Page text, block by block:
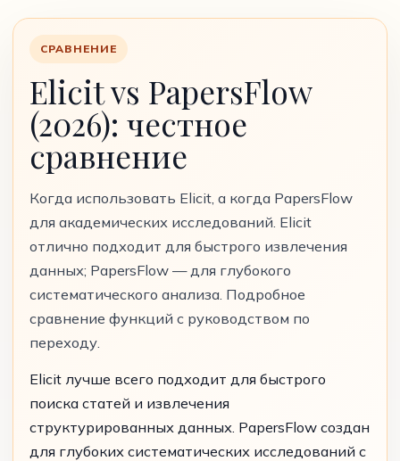
СРАВНЕНИЕ
Elicit vs PapersFlow
(2026): честное
сравнение
Когда использовать Elicit, а когда PapersFlow
для академических исследований. Elicit
отлично подходит для быстрого извлечения
данных; PapersFlow — для глубокого
систематического анализа. Подробное
сравнение функций с руководством по
переходу.
Elicit лучше всего подходит для быстрого
поиска статей и извлечения
структурированных данных. PapersFlow создан
для глубоких систематических исследований с